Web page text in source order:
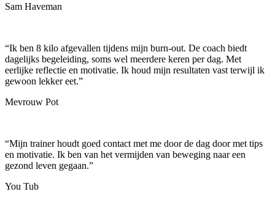
Sam Haveman
“Ik ben 8 kilo afgevallen tijdens mijn burn-out. De coach biedt
dagelijks begeleiding, soms wel meerdere keren per dag. Met
eerlijke reflectie en motivatie. Ik houd mijn resultaten vast terwijl ik
gewoon lekker eet.”
Mevrouw Pot
“Mijn trainer houdt goed contact met me door de dag door met tips
en motivatie. Ik ben van het vermijden van beweging naar een
gezond leven gegaan.”
You Tub